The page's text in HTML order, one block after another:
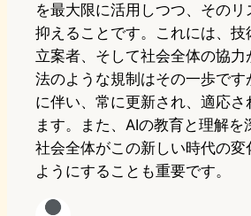
を最大限に活用しつつ、そのリ
抑えることです。これには、技
立案者、そして社会全体の協力
法のような規制はその一歩です
に伴い、常に更新され、適応さ
ます。また、AIの教育と理解を
社会全体がこの新しい時代の変
ようにすることも重要です。